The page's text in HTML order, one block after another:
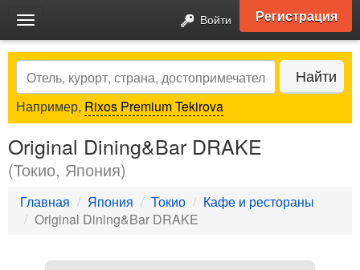
Toggle
navigation
Войти Регистрация
Search Найти
Например, Rixos Premium Tekirova
Original Dining&Bar DRAKE
(Токио, Япония)
Главная Япония Токио
Кафе и рестораны
Original Dining&Bar DRAKE